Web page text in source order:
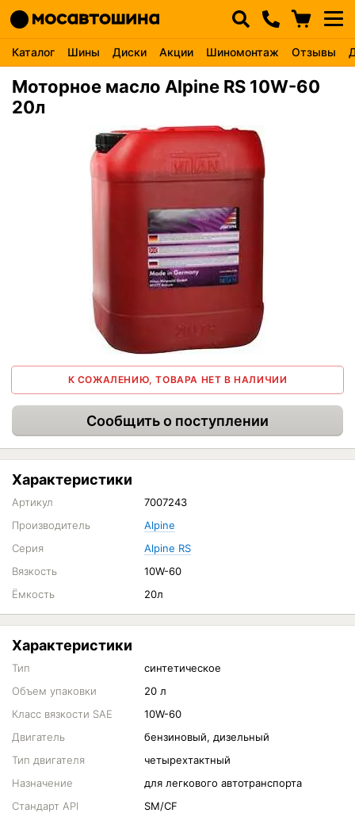
Каталог Шины Диски Акции Шиномонтаж Отзывы
Моторное масло Alpine RS 10W-60
20л
К СОЖАЛЕНИЮ, ТОВАРА НЕТ В НАЛИЧИИ
Сообщить о поступлении
Характеристики
Артикул
7007243
Производитель
Alpine
Серия
Alpine RS
Вязкость
10W-60
Ёмкость
20л
Характеристики
Тип
синтетическое
Объем упаковки
20 л
Класс вязкости SAE
10W-60
Двигатель
бензиновый, дизельный
Тип двигателя
четырехтактный
Назначение
для легкового автотранспорта
Стандарт API
SM/CF